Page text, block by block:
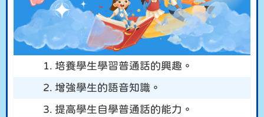
1. 培養學生學習普通話的興趣。
2. 增強學生的語音知識。
3. 提高學生自學普通話的能力。